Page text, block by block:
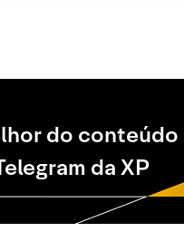
do conteúdo
da XP